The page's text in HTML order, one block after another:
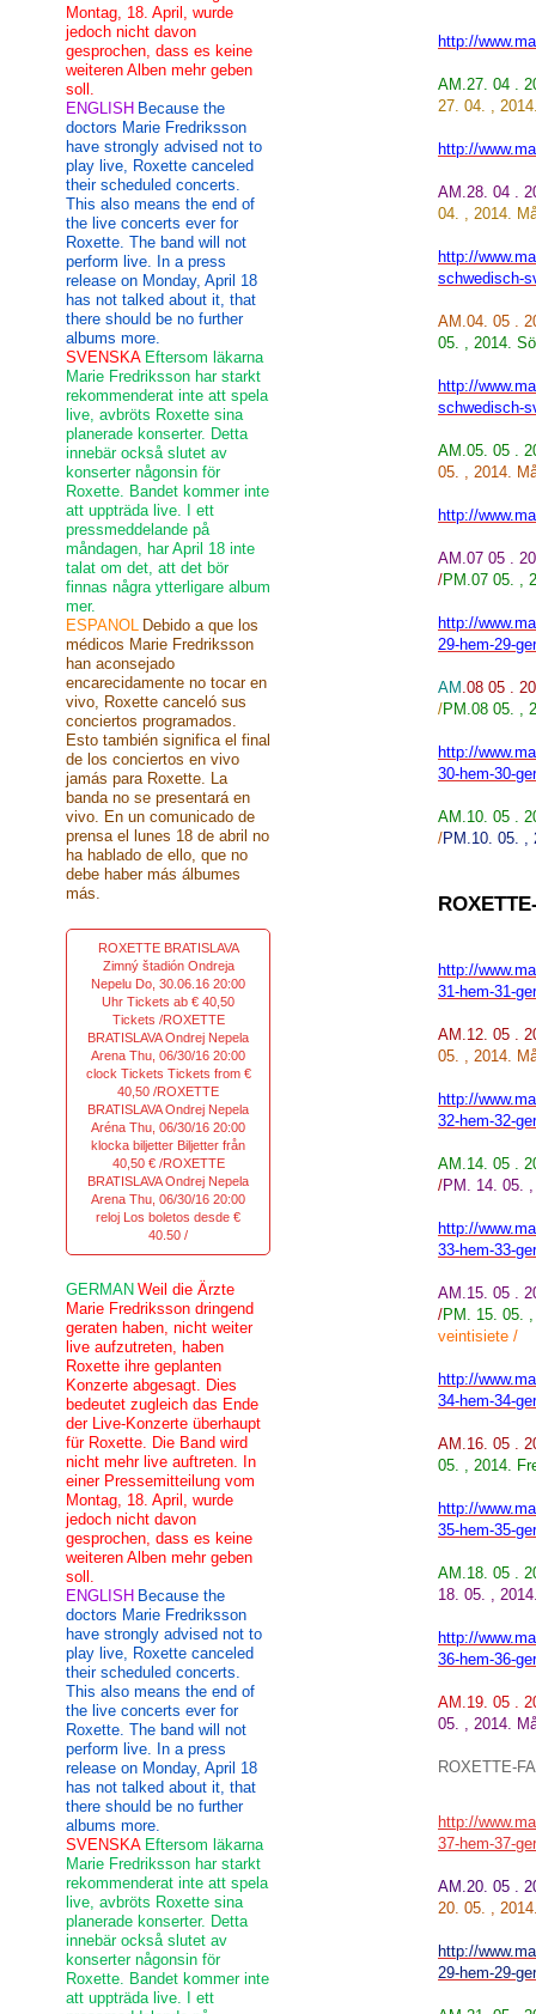
http://
AM.27. 04 .
27. 04. ,
http://
AM.28. 04 .
04. , 2014.
http://
schwedisch-
AM .04. 05 .
05. , 2014.
http://
schwedisch-
AM .05. 05 .
05. , 2014.
http://
AM .07 05 .
/PM.07 05. ,
http://
29-hem-29-
AM .08 05 .
/PM.08 05. ,
http://
30-hem-30-
AM .10. 05 .
/PM.10. 05. ,
http://
31-hem-31-
AM .12. 05 .
05. , 2014.
http://
32-hem-32-
AM .14. 05 .
/PM. 14. 05.
http://
33-hem-33-
AM .15. 05 .
/PM. 15. 05.
veintisiete /
http://
34-hem-34-
AM .16. 05 .
05. , 2014.
http://
35-hem-35-
AM.18. 05 .
18. 05. ,
http://
36-hem-36-
AM.19. 05 .
05. , 2014.
ROXETTE-
http://
37-hem-37-
AM.20. 05 .
20. 05. ,
http://
29-hem-29-
Montag, 18. April, wurde
jedoch nicht davon
gesprochen, dass es keine
weiteren Alben mehr geben
soll.
ENGLISH Because the
doctors Marie Fredriksson
have strongly advised not to
play live, Roxette canceled
their scheduled concerts.
This also means the end of
the live concerts ever for
Roxette. The band will not
perform live. In a press
release on Monday, April 18
has not talked about it, that
there should be no further
albums more.
SVENSKA Eftersom läkarna
Marie Fredriksson har starkt
rekommenderat inte att spela
live, avbröts Roxette sina
planerade konserter. Detta
innebär också slutet av
konserter någonsin för
Roxette. Bandet kommer inte
att uppträda live. I ett
pressmeddelande på
måndagen, har April 18 inte
talat om det, att det bör
finnas några ytterligare album
mer.
ESPANOL Debido a que los
médicos Marie Fredriksson
han aconsejado
encarecidamente no tocar en
vivo, Roxette canceló sus
conciertos programados.
Esto también significa el final
de los conciertos en vivo
jamás para Roxette. La
banda no se presentará en
vivo. En un comunicado de
prensa el lunes 18 de abril no
ha hablado de ello, que no
debe haber más álbumes
más.
ROXETTE BRATISLAVA
Zimný štadión Ondreja
Nepelu Do, 30.06.16 20:00
Uhr Tickets ab € 40,50
Tickets /ROXETTE
BRATISLAVA Ondrej Nepela
Arena Thu, 06/30/16 20:00
clock Tickets Tickets from €
40,50 /ROXETTE
BRATISLAVA Ondrej Nepela
Aréna Thu, 06/30/16 20:00
klocka biljetter Biljetter från
40,50 € /ROXETTE
BRATISLAVA Ondrej Nepela
Arena Thu, 06/30/16 20:00
reloj Los boletos desde €
40.50 /
GERMAN Weil die Ärzte
Marie Fredriksson dringend
geraten haben, nicht weiter
live aufzutreten, haben
Roxette ihre geplanten
Konzerte abgesagt. Dies
bedeutet zugleich das Ende
der Live-Konzerte überhaupt
für Roxette. Die Band wird
nicht mehr live auftreten. In
einer Pressemitteilung vom
Montag, 18. April, wurde
jedoch nicht davon
gesprochen, dass es keine
weiteren Alben mehr geben
soll.
ENGLISH Because the
doctors Marie Fredriksson
have strongly advised not to
play live, Roxette canceled
their scheduled concerts.
This also means the end of
the live concerts ever for
Roxette. The band will not
perform live. In a press
release on Monday, April 18
has not talked about it, that
there should be no further
albums more.
SVENSKA Eftersom läkarna
Marie Fredriksson har starkt
rekommenderat inte att spela
live, avbröts Roxette sina
planerade konserter. Detta
innebär också slutet av
konserter någonsin för
Roxette. Bandet kommer inte
att uppträda live. I ett